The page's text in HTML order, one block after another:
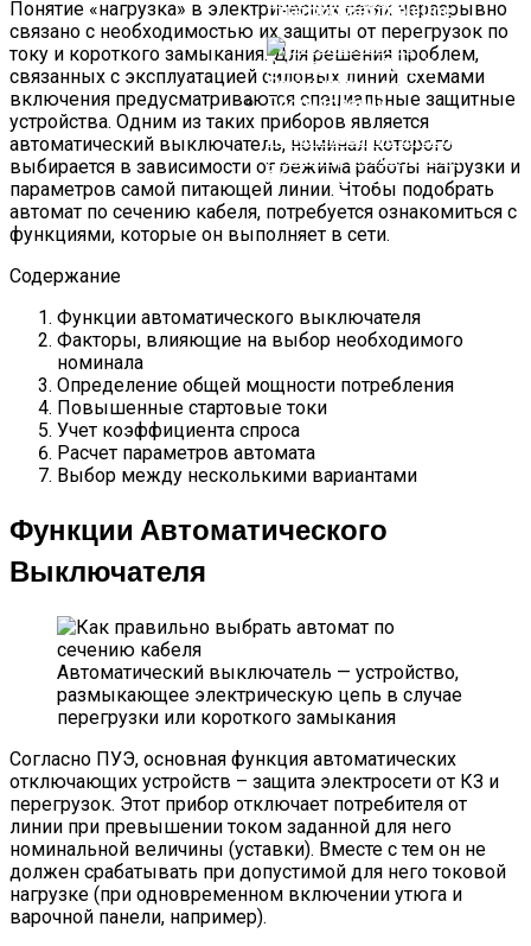
Платформа SimpleOne
Использование Электронных
Плат В Промышленном
Оборудовании
Понятие «нагрузка» в электрических сетях неразрывно
связано с необходимостью их защиты от перегрузок по
току и короткого замыкания. Для решения проблем,
связанных с эксплуатацией силовых линий, схемами
включения предусматриваются специальные защитные
устройства. Одним из таких приборов является
автоматический выключатель, номинал которого
выбирается в зависимости от режима работы нагрузки и
параметров самой питающей линии. Чтобы подобрать
автомат по сечению кабеля, потребуется ознакомиться с
функциями, которые он выполняет в сети.
Содержание
Функции автоматического выключателя
Факторы, влияющие на выбор необходимого
номинала
Определение общей мощности потребления
Повышенные стартовые токи
Учет коэффициента спроса
Расчет параметров автомата
Выбор между несколькими вариантами
Функции Автоматического
Выключателя
Автоматический выключатель — устройство,
размыкающее электрическую цепь в случае
перегрузки или короткого замыкания
Согласно ПУЭ, основная функция автоматических
отключающих устройств – защита электросети от КЗ и
перегрузок. Этот прибор отключает потребителя от
линии при превышении током заданной для него
номинальной величины (уставки). Вместе с тем он не
должен срабатывать при допустимой для него токовой
нагрузке (при одновременном включении утюга и
варочной панели, например).